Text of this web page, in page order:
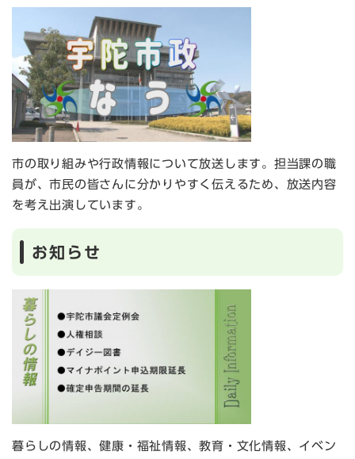
市の取り組みや行政情報について放送します。担当課の職
員が、市民の皆さんに分かりやすく伝えるため、放送内容
を考え出演しています。
お知らせ
暮らしの情報、健康・福祉情報、教育・文化情報、イベン